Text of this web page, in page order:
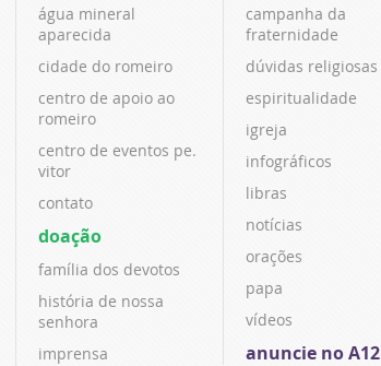
água mineral
aparecida
cidade do romeiro
centro de apoio ao
romeiro
centro de eventos pe.
vitor
contato
doação
família dos devotos
história de nossa
senhora
imprensa
campanha da
fraternidade
dúvidas religiosas
espiritualidade
igreja
infográficos
libras
notícias
orações
papa
vídeos
anuncie no A12